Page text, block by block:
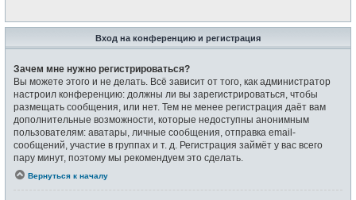
Вход на конференцию и регистрация
Зачем мне нужно регистрироваться?
Вы можете этого и не делать. Всё зависит от того, как администратор
настроил конференцию: должны ли вы зарегистрироваться, чтобы
размещать сообщения, или нет. Тем не менее регистрация даёт вам
дополнительные возможности, которые недоступны анонимным
пользователям: аватары, личные сообщения, отправка email-
сообщений, участие в группах и т. д. Регистрация займёт у вас всего
пару минут, поэтому мы рекомендуем это сделать.
Вернуться к началу